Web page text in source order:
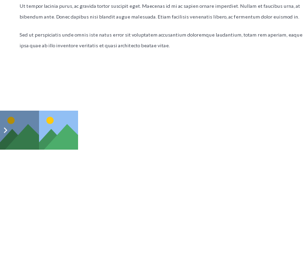
Ut tempor lacinia purus, ac gravida tortor suscipit eget. Maecenas id mi ac sapien ornare imperdiet. Nullam et faucibus urna, at
bibendum ante. Donec dapibus nisi blandit augue malesuada. Etiam facilisis venenatis libero, ac fermentum dolor euismod in.
Sed ut perspiciatis unde omnis iste natus error sit voluptatem accusantium doloremque laudantium, totam rem aperiam, eaque
ipsa quae ab illo inventore veritatis et quasi architecto beatae vitae.